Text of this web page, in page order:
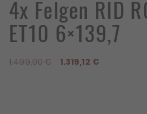
4x Felgen RID
ET10 6×139,7
1.499,00€
Ursprünglicher
1.319,12 €Aktueller